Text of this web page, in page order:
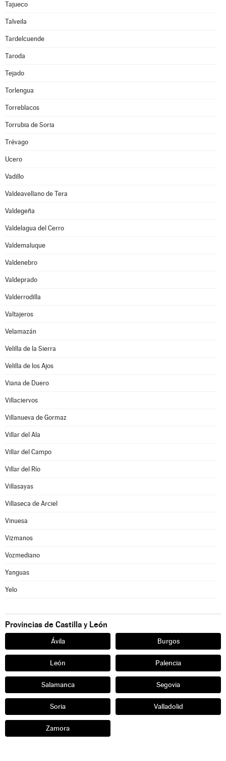
Tajueco
Talveila
Tardelcuende
Taroda
Tejado
Torlengua
Torreblacos
Torrubia de Soria
Trévago
Ucero
Vadillo
Valdeavellano de Tera
Valdegeña
Valdelagua del Cerro
Valdemaluque
Valdenebro
Valdeprado
Valderrodilla
Valtajeros
Velamazán
Velilla de la Sierra
Velilla de los Ajos
Viana de Duero
Villaciervos
Villanueva de Gormaz
Villar del Ala
Villar del Campo
Villar del Río
Villasayas
Villaseca de Arciel
Vinuesa
Vizmanos
Vozmediano
Yanguas
Yelo
Provincias de Castilla y León
Ávila Burgos
León Palencia
Salamanca Segovia
Soria Valladolid
Zamora